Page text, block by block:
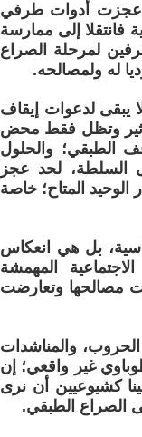
عجزت أدوات طرفي
فانتقلا إلى ممارسة
لمرحلة الصراع
له ولمصالحه.
يبقى لدعوات إيقاف
تأثير وتظل فقط محض
الطبقي؛ والحلول
السلطة، لحد عجز
المتاح؛ خاصة
بل هي انعكاس
المهمشة
مصالحها وتعارضت
والمناشدات
غير واقعي؛ إن
كشيوعيين أن نرى
الصراع الطبقي.